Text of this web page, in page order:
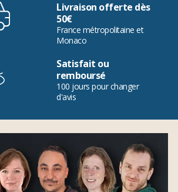
Livraison offerte dès
50€
France métropolitaine et
Monaco
Satisfait ou
remboursé
100 jours pour changer
d'avis